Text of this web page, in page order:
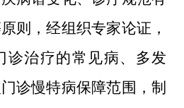
则，经组织专家论证，
诊治疗的常见病、 多发
诊慢特病保障范围，制